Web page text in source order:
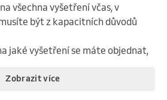
všechna vyšetření včas, v
být z kapacitních důvodů
jaké vyšetření se máte objednat,
Zobrazit více